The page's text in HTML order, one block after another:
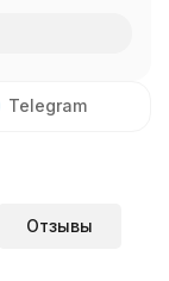
Telegram
Отзывы